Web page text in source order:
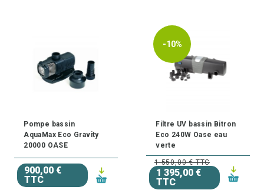
Pompe bassin
AquaMax Eco Gravity
20000 OASE
900,00 €
TTC
-10%
Filtre UV bassin Bitron
Eco 240W Oase eau
verte
1 550,00 € TTC
1 395,00 €
TTC